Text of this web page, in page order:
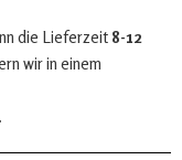
die Lieferzeit 8-12
wir in einem